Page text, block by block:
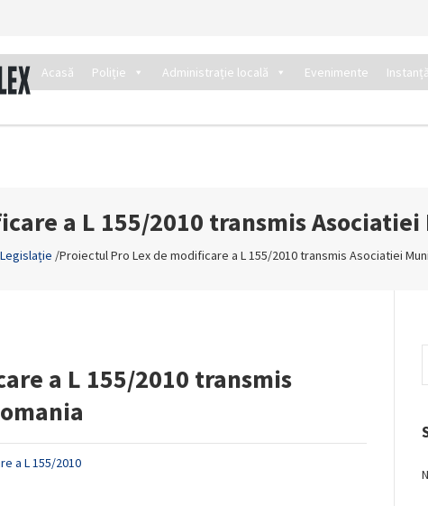
Acasă Poliție Administrație locală Evenimente Instanță
a L 155/2010 transmis
Legislație /Proiectul Pro Lex de modificare a L 155/2010 transmis Asociatiei
a L 155/2010 transmis
a L 155/2010